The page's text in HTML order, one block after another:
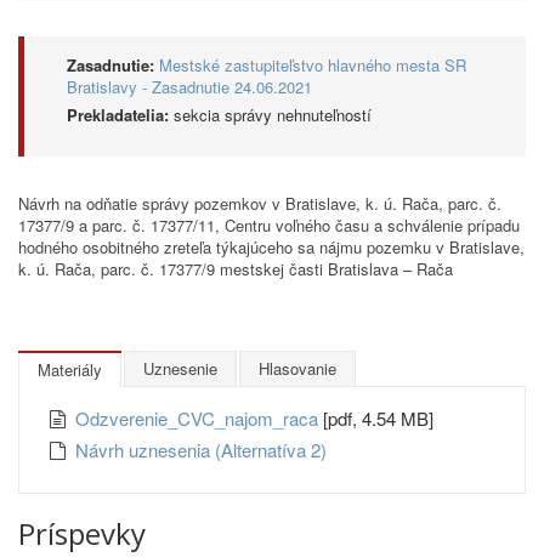
Zasadnutie: Mestské zastupiteľstvo hlavného mesta SR
Bratislavy - Zasadnutie 24.06.2021
Prekladatelia: sekcia správy nehnuteľností
Návrh na odňatie správy pozemkov v Bratislave, k. ú. Rača, parc. č.
17377/9 a parc. č. 17377/11, Centru voľného času a schválenie prípadu
hodného osobitného zreteľa týkajúceho sa nájmu pozemku v Bratislave,
k. ú. Rača, parc. č. 17377/9 mestskej časti Bratislava – Rača
Materiály Uznesenie Hlasovanie
Odzverenie_CVC_najom_raca [pdf, 4.54 MB]
Návrh uznesenia (Alternatíva 2)
Príspevky